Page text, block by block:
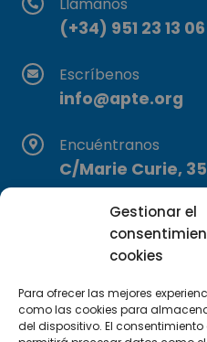
Gestionar el
cookies
Para ofrecer las mejores
como las cookies para
del dispositivo. El
(+34) 951 23 13 06
Escríbenos
info@apte.org
Encuéntranos
C/Marie Curie, 35
29590